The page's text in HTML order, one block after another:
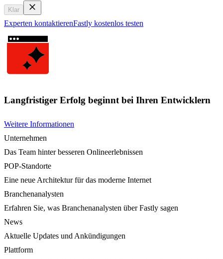
Klar
Experten kontaktierenFastly kostenlos testen
Langfristiger Erfolg beginnt bei Ihren Entwicklern
Weitere Informationen
Unternehmen
Das Team hinter besseren Onlineerlebnissen
POP-Standorte
Eine neue Architektur für das moderne Internet
Branchenanalysten
Erfahren Sie, was Branchenanalysten über Fastly sagen
News
Aktuelle Updates und Ankündigungen
Plattform